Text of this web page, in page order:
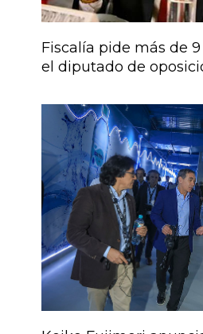
Fiscalía pide más de
el diputado de